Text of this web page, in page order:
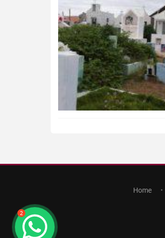
2
Home